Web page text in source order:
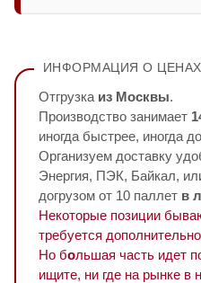
ИНФОРМАЦИЯ О ЦЕНАХ
Отгрузка из Москвы.
Производство занимает
иногда быстрее, иногда
Организуем доставку
Энергия, ПЭК, Байкал,
догрузом от 10 паллет в
Некоторые позиции
требуется
Но большая часть идет
ищите, ни где на рынке в